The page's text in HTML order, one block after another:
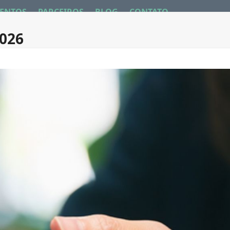
PARCEIROS BLOG CONTATO